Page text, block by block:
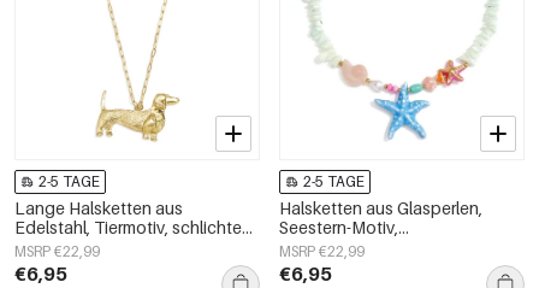
2-5 TAGE
Lange Halsketten aus
Edelstahl, Tiermotiv, schlichte
Alltags-Serie, Damenschmuck
MSRP €22,99
€6,95
2-5 TAGE
Halsketten aus Glasperlen,
Seestern-Motiv,
Urlaubs-/Strand-Romantik-Serie,
Damenschmuck
MSRP €22,99
€6,95